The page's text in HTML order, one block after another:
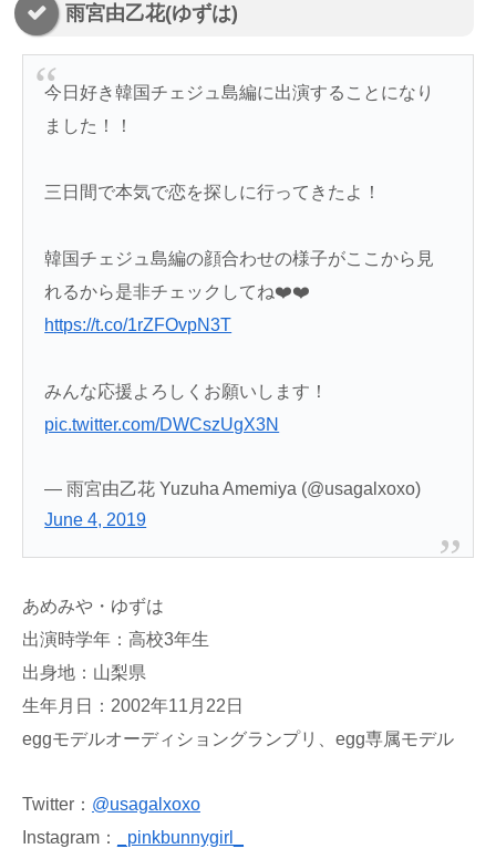
雨宮由乙花(ゆずは)
今日好き韓国チェジュ島編に出演することになり
ました！！
三日間で本気で恋を探しに行ってきたよ！
韓国チェジュ島編の顔合わせの様子がここから見
れるから是非チェックしてね❤️❤️
https://t.co/1rZFOvpN3T
みんな応援よろしくお願いします！
pic.twitter.com/DWCszUgX3N
— 雨宮由乙花 Yuzuha Amemiya (@usagalxoxo)
June 4, 2019
あめみや・ゆずは
出演時学年：高校3年生
出身地：山梨県
生年月日：2002年11月22日
eggモデルオーディショングランプリ、egg専属モデル
Twitter： @usagalxoxo
Instagram：
_pinkbunnygirl_